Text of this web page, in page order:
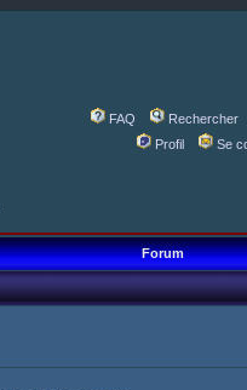
FAQ
Rechercher
Profil
Se
Forum